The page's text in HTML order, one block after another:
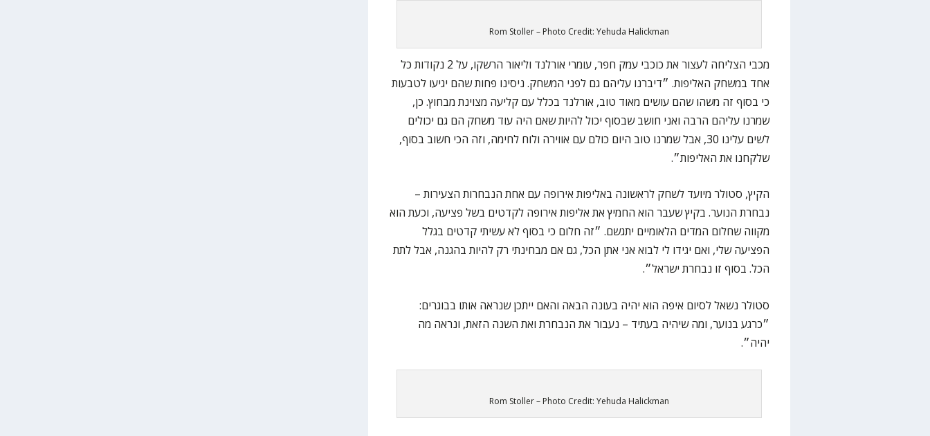
Rom Stoller – Photo Credit: Yehuda Halickman
מכבי הצליחה לעצור את כוכבי עמק חפר, עומרי אורלנד וליאור הרשקו, על 2 נקודות כל
אחד במשחק האליפות. ״דיברנו עליהם גם לפני המשחק. ניסינו פחות שהם יגיעו לטבעות
כי בסוף זה משהו שהם עושים מאוד טוב, אורלנד בכלל עם קליעה מצוינת מבחוץ. כן,
שמרנו עליהם הרבה ואני חושב שבסוף יכול להיות שאם היה עוד משחק הם גם יכולים
לשים עלינו 30, אבל שמרנו טוב היום כולם עם אווירה ולוח לחימה, וזה הכי חשוב בסוף,
שלקחנו את האליפות״.
הקיץ, סטולר מיועד לשחק לראשונה באליפות אירופה עם אחת הנבחרות הצעירות –
נבחרת הנוער. בקיץ שעבר הוא החמיץ את אליפות אירופה לקדטים בשל פציעה, וכעת הוא
מקווה שחלום המדים הלאומיים יתגשם. ״זה חלום כי בסוף לא עשיתי קדטים בגלל
הפציעה שלי, ואם יגידו לי לבוא אני אתן הכל, גם אם מבחינתי רק להיות בהגנה, אבל לתת
הכל. בסוף זו נבחרת ישראל״.
סטולר נשאל לסיום איפה הוא יהיה בעונה הבאה והאם ייתכן שנראה אותו בבוגרים:
״כרגע בנוער, ומה שיהיה בעתיד – נעבור את הנבחרת ואת השנה הזאת, ונראה מה
יהיה״.
Rom Stoller – Photo Credit: Yehuda Halickman